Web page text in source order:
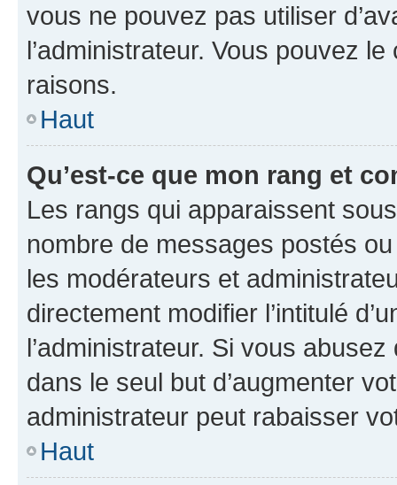
vous ne pouvez pas utiliser
l’administrateur. Vous pouvez
raisons.
Haut
Qu’est-ce que mon rang et
Les rangs qui apparaissent
nombre de messages postés
les modérateurs et
directement modifier l’intitulé
l’administrateur. Si vous
dans le seul but d’augmenter
administrateur peut rabaisser
Haut